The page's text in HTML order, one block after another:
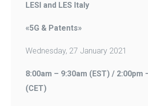
LESI and LES Italy
«5G & Patents»
Wednesday, 27 January 2021
8:00am – 9:30am (EST) / 2:00pm
(CET)